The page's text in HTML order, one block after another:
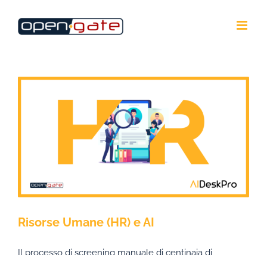
Risorse Umane (HR) e AI
Il processo di screening manuale di centinaia di